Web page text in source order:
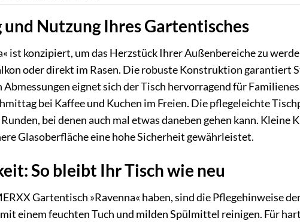
Nutzung Ihres Gartentisches
ist konzipiert, um das Herzstück Ihrer Außenbereiche zu
oder direkt im Rasen. Die robuste Konstruktion garantiert
eignet sich der Tisch hervorragend für
bei Kaffee und Kuchen im Freien. Die pflegeleichte
bei denen auch mal etwas daneben gehen kann. Kleine
Glasoberfläche eine hohe Sicherheit gewährleistet.
So bleibt Ihr Tisch wie neu
Gartentisch »Ravenna« haben, sind die Pflegehinweise
einem feuchten Tuch und milden Spülmittel reinigen. Für